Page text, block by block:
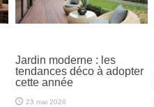
Jardin moderne : les
tendances déco à adopter
cette année
23 mai 2026